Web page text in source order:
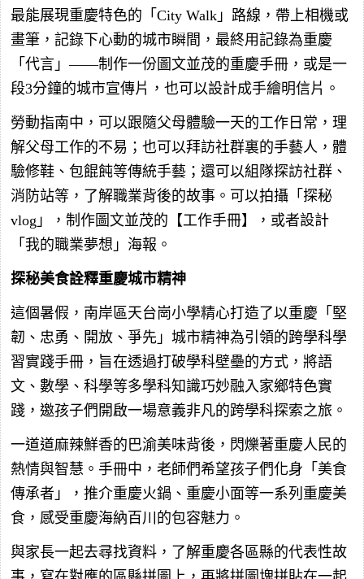
最能展現重慶特色的「City Walk」路線，帶上相機或
畫筆，記錄下心動的城市瞬間，最終用記錄為重慶
「代言」——制作一份圖文並茂的重慶手冊，或是一
段3分鐘的城市宣傳片，也可以設計成手繪明信片。
勞動指南中，可以跟隨父母體驗一天的工作日常，理
解父母工作的不易；也可以拜訪社群裏的手藝人，體
驗修鞋、包餛飩等傳統手藝；還可以組隊探訪社群、
消防站等，了解職業背後的故事。可以拍攝「探秘
vlog」，制作圖文並茂的【工作手冊】，或者設計
「我的職業夢想」海報。
探秘美食詮釋重慶城市精神
這個暑假，南岸區天台崗小學精心打造了以重慶「堅
韌、忠勇、開放、爭先」城市精神為引領的跨學科學
習實踐手冊，旨在透過打破學科壁壘的方式，將語
文、數學、科學等多學科知識巧妙融入家鄉特色實
踐，邀孩子們開啟一場意義非凡的跨學科探索之旅。
一道道麻辣鮮香的巴渝美味背後，閃爍著重慶人民的
熱情與智慧。手冊中，老師們希望孩子們化身「美食
傳承者」，推介重慶火鍋、重慶小面等一系列重慶美
食，感受重慶海納百川的包容魅力。
與家長一起去尋找資料，了解重慶各區縣的代表性故